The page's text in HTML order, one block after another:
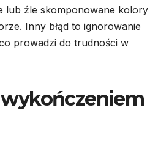
lub źle skomponowane kolory
Inny błąd to ignorowanie
prowadzi do trudności w